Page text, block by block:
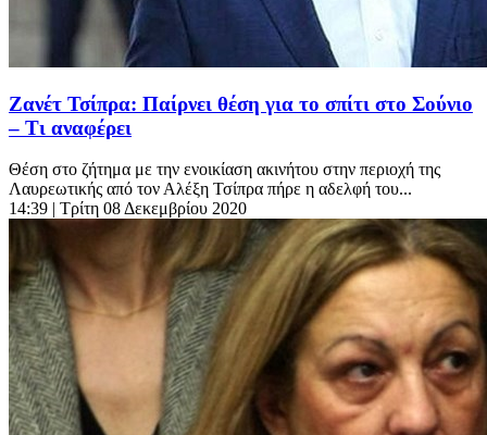
Ζανέτ Τσίπρα: Παίρνει θέση για το σπίτι στο Σούνιο
– Τι αναφέρει
Θέση στο ζήτημα με την ενοικίαση ακινήτου στην περιοχή της
Λαυρεωτικής από τον Αλέξη Τσίπρα πήρε η αδελφή του...
14:39 | Τρίτη 08 Δεκεμβρίου 2020